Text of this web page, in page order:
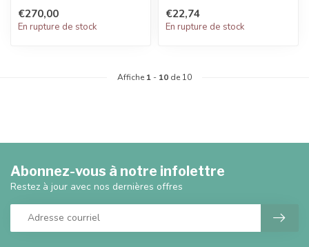
€270,00
En rupture de stock
d'...
€22,74
En rupture de stock
Affiche 1 - 10 de 10
Abonnez-vous à notre infolettre
Restez à jour avec nos dernières offres